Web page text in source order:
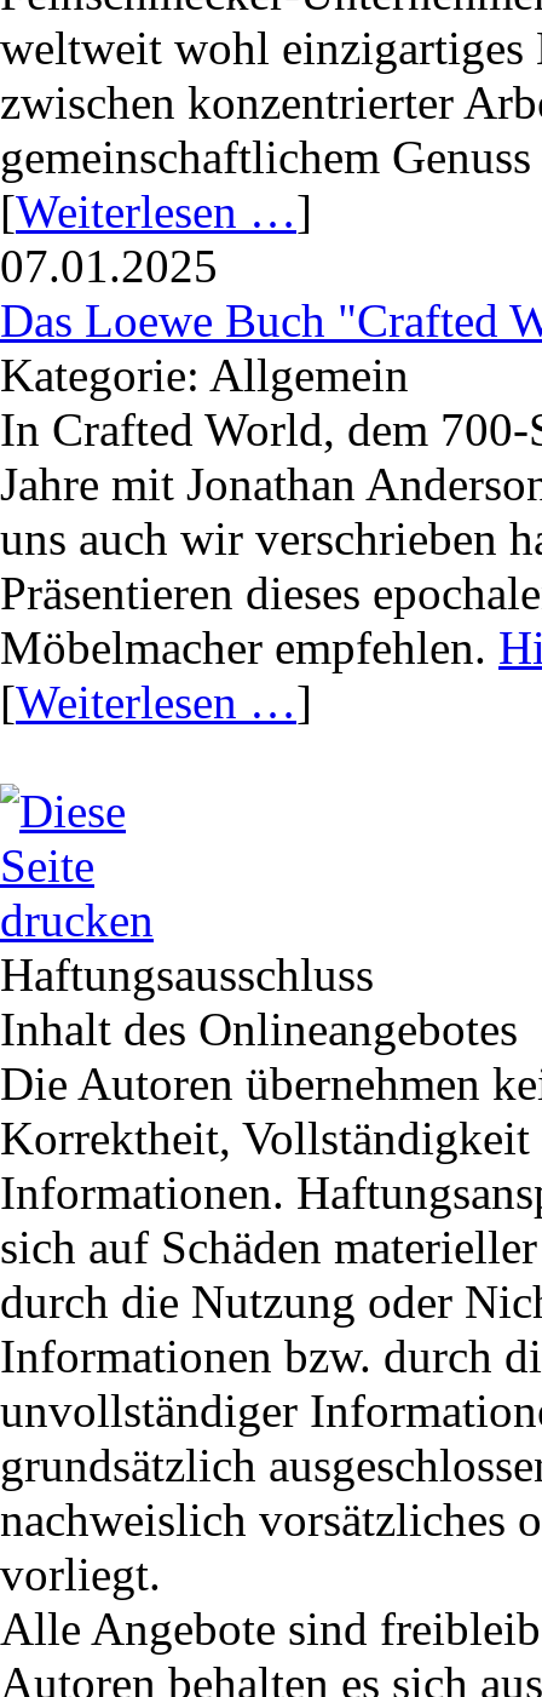
weltweit wohl einzigartiges
zwischen konzentrierter
gemeinschaftlichem
[Weiterlesen …]
07.01.2025
Das Loewe Buch "Crafted
Kategorie: Allgemein
In Crafted World, dem
Jahre mit Jonathan
uns auch wir verschrieben
Präsentieren dieses
Möbelmacher empfehlen.
[Weiterlesen …]
Haftungsausschluss
Inhalt des Onlineangebotes
Die Autoren übernehmen
Korrektheit, Vollständigkeit
Informationen.
sich auf Schäden
durch die Nutzung oder
Informationen bzw. durch
unvollständiger
grundsätzlich
nachweislich vorsätzliches
vorliegt.
Alle Angebote sind
Autoren behalten es sich